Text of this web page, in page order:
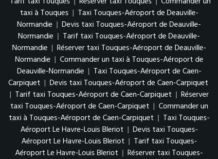
taxi à Touques | Taxi Touques-Aéroport de Deauville-
Normandie | Devis taxi Touques-Aéroport de Deauville-
Normandie | Tarif taxi Touques-Aéroport de Deauville-
Normandie | Réserver taxi Touques-Aéroport de Deauville-
Normandie | Commander un taxi à Touques-Aéroport de
Deauville-Normandie | Taxi Touques-Aéroport de Caen-
Carpiquet | Devis taxi Touques-Aéroport de Caen-Carpiquet
| Tarif taxi Touques-Aéroport de Caen-Carpiquet | Réserver
taxi Touques-Aéroport de Caen-Carpiquet | Commander un
taxi à Touques-Aéroport de Caen-Carpiquet | Taxi Touques-
Aéroport Le Havre-Louis Bleriot | Devis taxi Touques-
Aéroport Le Havre-Louis Bleriot | Tarif taxi Touques-
Aéroport Le Havre-Louis Bleriot | Réserver taxi Touques-